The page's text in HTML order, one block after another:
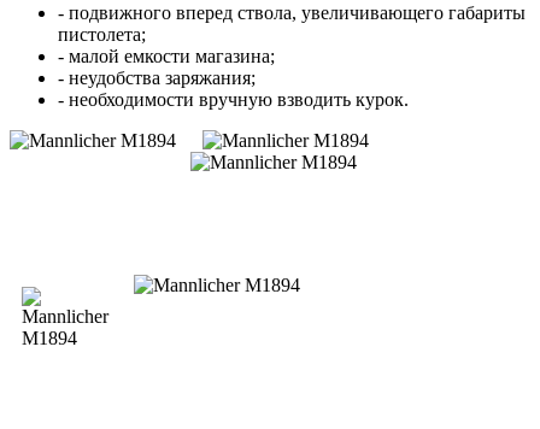
- подвижного вперед ствола, увеличивающего габариты
пистолета;
- малой емкости магазина;
- неудобства заряжания;
- необходимости вручную взводить курок.